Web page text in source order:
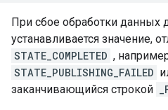
При сбое обработки данных
устанавливается значение,
STATE_COMPLETED ,
STATE_PUBLISHING_FAILED
заканчивающийся строкой